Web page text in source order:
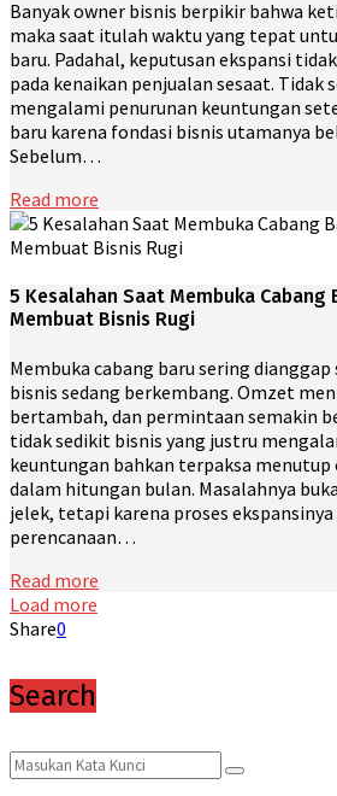
Banyak owner bisnis berpikir bahwa
maka saat itulah waktu yang tepat
baru. Padahal, keputusan ekspansi
pada kenaikan penjualan sesaat. Tidak
mengalami penurunan keuntungan
baru karena fondasi bisnis utamanya
Sebelum…
Read more
5 Kesalahan Saat Membuka Cabang
Membuat Bisnis Rugi
Membuka cabang baru sering
bisnis sedang berkembang. Omzet
bertambah, dan permintaan semakin
tidak sedikit bisnis yang justru
keuntungan bahkan terpaksa menutup
dalam hitungan bulan. Masalahnya
jelek, tetapi karena proses
perencanaan…
Read more
Load more
Share0
Search
Search
for:
Search